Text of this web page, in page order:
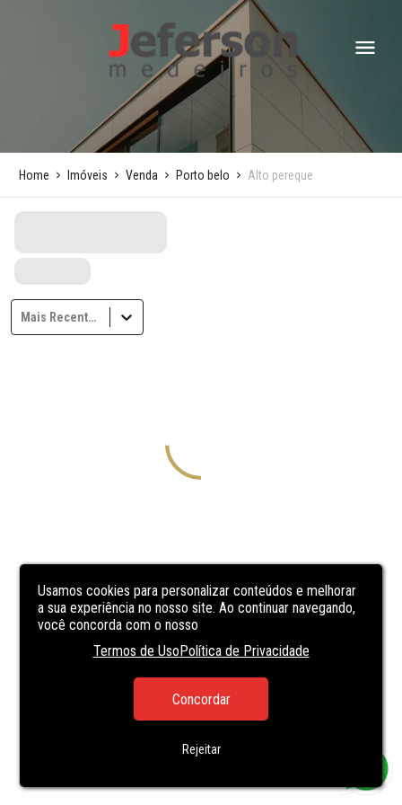
Usamos cookies para personalizar conteúdos e melhorar
a sua experiência no nosso site. Ao continuar navegando,
você concorda com o nosso
Termos de UsoPolítica de Privacidade
Concordar
Rejeitar
Home Imóveis Venda Porto belo Alto pereque
Mais Recentes